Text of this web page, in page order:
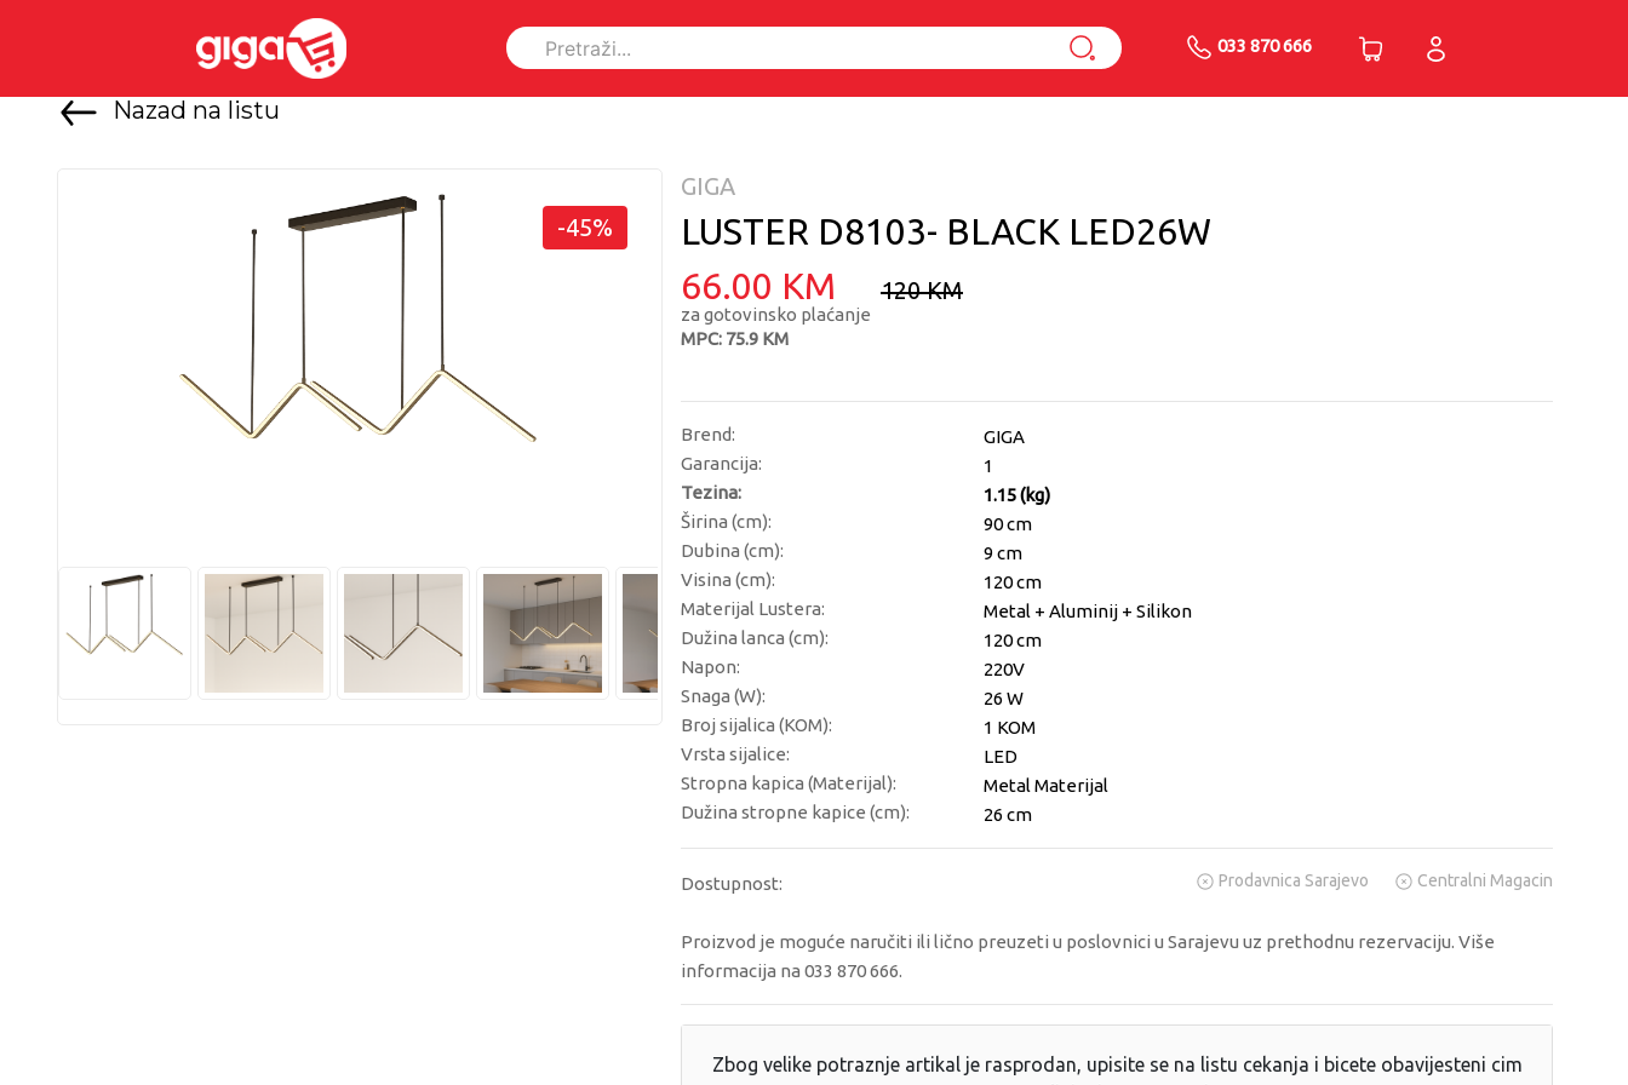
033 870 666
Nazad na listu
-45%
GIGA
LUSTER D8103- BLACK LED26W
66.00 KM
za gotovinsko plaćanje
120 KM
MPC: 75.9 KM
Brend:
GIGA
Garancija:
1
Tezina:
1.15 (kg)
Širina (cm):
90 cm
Dubina (cm):
9 cm
Visina (cm):
120 cm
Materijal Lustera:
Metal + Aluminij + Silikon
Dužina lanca (cm):
120 cm
Napon:
220V
Snaga (W):
26 W
Broj sijalica (KOM):
1 KOM
Vrsta sijalice:
LED
Stropna kapica (Materijal):
Metal Materijal
Dužina stropne kapice (cm):
26 cm
Dostupnost: Prodavnica Sarajevo Centralni Magacin
Proizvod je moguće naručiti ili lično preuzeti u poslovnici u Sarajevu uz prethodnu rezervaciju. Više
informacija na 033 870 666.
Zbog velike potraznje artikal je rasprodan, upisite se na listu cekanja i bicete obavijesteni cim